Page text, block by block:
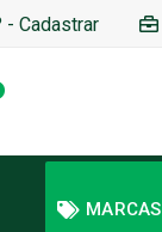
- Cadastrar
MARCAS